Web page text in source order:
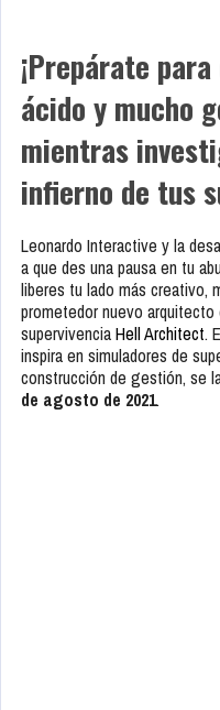
¡Prepárate
ácido y mucho
mientras
infierno de tus
Leonardo Interactive y la
a que des una pausa en tu
liberes tu lado más creativo,
prometedor nuevo
supervivenciaHell Architect.
inspira en simuladores de
construcción de gestión, se
de agosto de 2021.